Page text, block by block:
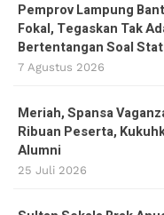
Pemprov Lampung
Fokal, Tegaskan Tak
Bertentangan Soal
7 Agustus 2026
Meriah, Spansa
Ribuan Peserta,
Alumni
25 Juli 2026